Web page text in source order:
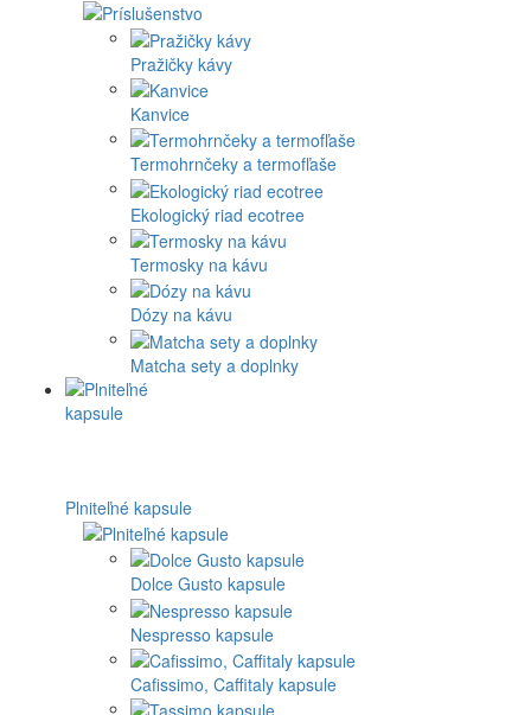
Pražičky kávy
Kanvice
Termohrnčeky a termofľaše
Ekologický riad ecotree
Termosky na kávu
Dózy na kávu
Matcha sety a doplnky
Plniteľné kapsule
Dolce Gusto kapsule
Nespresso kapsule
Cafissimo, Caffitaly kapsule